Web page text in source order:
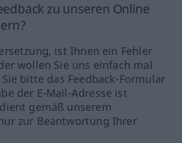
zu unseren Online
ist Ihnen ein Fehler
wollen Sie uns einfach mal
bitte das Feedback-Formular
der E-Mail-Adresse ist
gemäß unserem
zur Beantwortung Ihrer